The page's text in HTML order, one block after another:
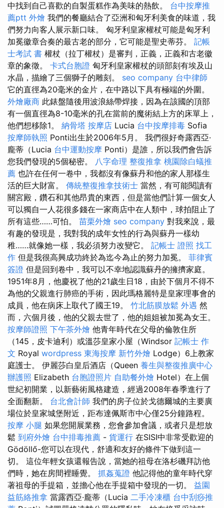
中找到自己喜歡的自製蛋糕作為美味的熱飲。 台中按摩推
薦ptt 外燴 我們的餐廳結合了亞洲和匈牙利美食的味道，我
們努力向客人展示新口味。 匈牙利皇家權杖可能是匈牙利
加冕徽章合奏的最古老的部分，它可能是聖史蒂芬。 記帳
士考試 書 權杖（拉丁權杖）是審判，正義，正義和古老徽
章的象徵。 卡式台胞證 匈牙利皇家權杖的頭部刻有埃及山
水晶，描繪了三個獅子的雕刻。 seo company 台中律師
它的直徑為20毫米的金片，在中路以下具有極端的外圍。
外燴廠商 此錶盤隨後用波浪絲帶焊接，因為在該國的頂部
有一個直徑為8-10毫米的孔在當前的魔術結上方的床單上，
他們想移除1。 納骨塔 按摩店 Lucia 台中按摩排毒 Sofia
按摩師執照 Ponti出生於2006年5月。 我們很好奇露西亞·
龐蒂（Lucia 台中運動按摩 Ponti）是誰，所以我們會告訴
您我們發現的5個秘密。 八字命理 整復推拿 桃園除白蟻推
薦 也許在任何一卷中，我都沒有像蘇丹和他的家人那樣生
活的巨大財富。 傳統整復推拿技術士 當然，有可能閱讀有
關宮殿，鑽石和其他昂貴的東西，但是當他們計算一個女人
可以獨自一人花很多錢在一家商店中在人類中，球拍阻止了
所有這些……可怕。 苗栗外燴 seo company 對我來說，最
有趣的發現是，我對我的成年女性的行為與蘇丹一樣幼
稚……就像她一樣，我必須努力改變它。 記帳士 證照 找工
作 但是我很高興成功終於為迄今為止的努力加冕。 菲律賓
簽證 但是回到卷中，我可以不幸地認識蘇丹的擁擠家庭。
1951年8月，他慶祝了他的21歲生日18，由於下個月不得不
為他的父親進行肺癌的手術，因此瑪格麗特是皇家理事會的
成員，他在病床上取代了國王19。 竹北筋膜放鬆 外遇 然
而，六個月後，他的父親去世了，他的姐姐被加冕為女王。
按摩師證照 下午茶外燴 他青年時代在父母的倫敦住所
（145，皮卡迪利）或溫莎皇家小屋（Windsor 記帳士 作
文 Royal wordpress 東海按摩 新竹外燴 Lodge）6上教家
庭護士。 伊麗莎白皇后酒店（Queen 養生與整復推廣中心
辦護照 Elizabeth 台胞證照片 自助餐外燴 Hotel）在上個
世紀初開業，以新藝術風格建造，經過2008年春季進行了
全面翻新。 台北會計師 我們的房子位於戈德爾城的主要廣
場位於皇家城堡附近，距布達佩斯市中心僅25分鐘路程。
按摩 小腿 如果您開展業務，您會參加會議，或者只是想放
鬆 到府外燴 台中排毒推薦 - 貨運行 在SISI中非常受歡迎的
Gödöllő-您可以在現代，舒適和友好的條件下做到這一
切。 這位年輕女孩還報告說，當她的祖母在洛杉磯拜訪他
們時，她在房間裡睡覺。 抓姦蒐證 他記得他的童年時代穿
著祖母的手提箱，並擔心他在手提箱中發現的一切。 益園
益筋絡推拿 當露西亞·龐蒂（Lucia 二手冷凍櫃 台中刮痧推